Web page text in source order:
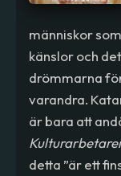
människor
känslor och
drömmarna
varandra.
är bara att
detta ”är ett